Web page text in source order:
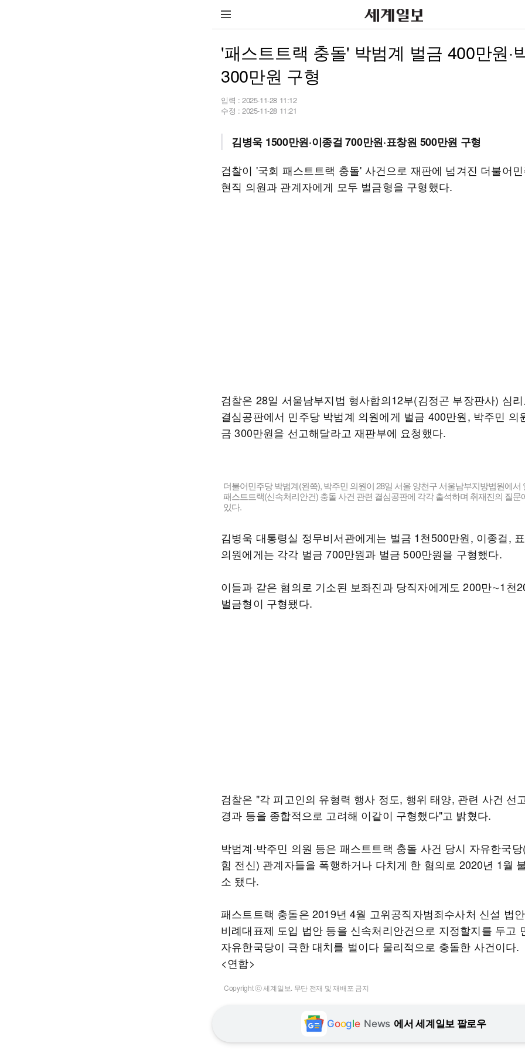
'패스트트랙 충돌' 박범계 벌금 400만원·
300만원 구형
입력 : 2025-11-28 11:12
수정 : 2025-11-28 11:21
김병욱 1500만원·이종걸 700만원·표창원 500만원 구형
검찰이 '국회 패스트트랙 충돌' 사건으로 재판에 넘겨진 더불어
현직 의원과 관계자에게 모두 벌금형을 구형했다.
검찰은 28일 서울남부지법 형사합의12부(김정곤 부장판사) 심
결심공판에서 민주당 박범계 의원에게 벌금 400만원, 박주민 의
금 300만원을 선고해달라고 재판부에 요청했다.
더불어민주당 박범계(왼쪽), 박주민 의원이 28일 서울 양천구 서울남부지방법원에서
패스트트랙(신속처리안건) 충돌 사건 관련 결심공판에 각각 출석하며 취재진의 질문
있다.
김병욱 대통령실 정무비서관에게는 벌금 1천500만원, 이종걸,
의원에게는 각각 벌금 700만원과 벌금 500만원을 구형했다.
이들과 같은 혐의로 기소된 보좌진과 당직자에게도 200만∼1천
벌금형이 구형됐다.
검찰은 "각 피고인의 유형력 행사 정도, 행위 태양, 관련 사건 선
경과 등을 종합적으로 고려해 이같이 구형했다"고 밝혔다.
박범계·박주민 의원 등은 패스트트랙 충돌 사건 당시 자유한국당
힘 전신) 관계자들을 폭행하거나 다치게 한 혐의로 2020년 1월
소 됐다.
패스트트랙 충돌은 2019년 4월 고위공직자범죄수사처 신설 법
비례대표제 도입 법안 등을 신속처리안건으로 지정할지를 두고
자유한국당이 극한 대치를 벌이다 물리적으로 충돌한 사건이다.
<연합>
Copyright ⓒ 세계일보. 무단 전재 및 재배포 금지
Google News 에서 세계일보 팔로우